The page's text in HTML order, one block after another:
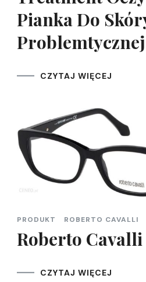
Pianka Do
CZYTAJ WIĘCEJ
PRODUKT ROBERTO CAVALLI
Roberto Cavalli
CZYTAJ WIĘCEJ